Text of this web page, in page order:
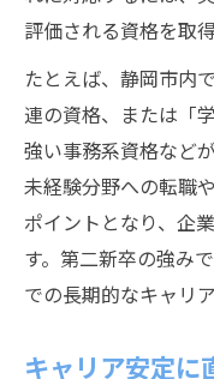
評価される資格を取
たとえば、静岡市内
連の資格、または「
強い事務系資格など
未経験分野への転職
ポイントとなり、企
す。第二新卒の強み
での長期的なキャリ
キャリア安定に